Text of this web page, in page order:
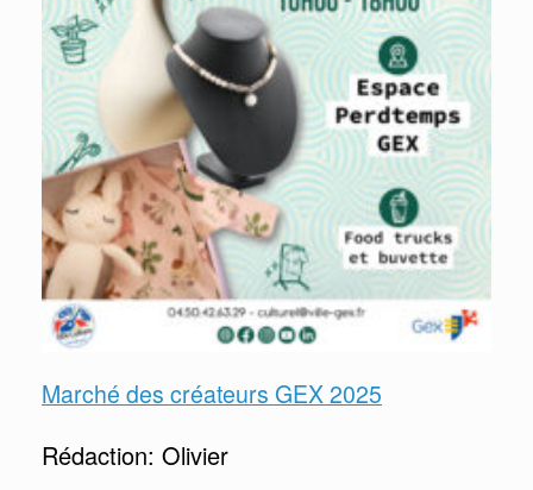
Marché des créateurs GEX 2025
Rédaction: Olivier